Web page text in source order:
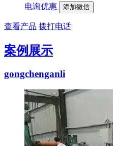
电询优惠
添加微信
查看产品 拨打电话
案例展示
gongchenganli